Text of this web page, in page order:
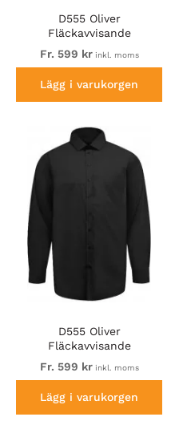
D555 Oliver
Fläckavvisande
Lättstruken
Stretchskjorta med Lång
Fr. 599 krinkl. moms
Lägg i varukorgen
D555 Oliver
Fläckavvisande
Lättstruken
Stretchskjorta med Lång
Fr. 599 krinkl. moms
Lägg i varukorgen